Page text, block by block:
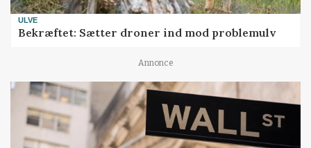
ULVE
Bekræftet: Sætter droner ind mod problemulv
Annonce